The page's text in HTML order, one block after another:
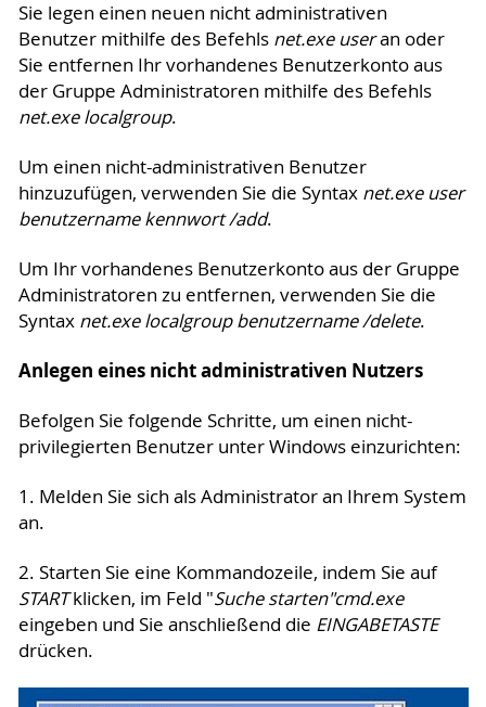
Sie legen einen neuen nicht administrativen
Benutzer mithilfe des Befehls net.exe useran oder
Sie entfernen Ihr vorhandenes Benutzerkonto aus
der Gruppe Administratoren mithilfe des Befehls
net.exe localgroup.
Um einen nicht-administrativen Benutzer
hinzuzufügen, verwenden Sie die Syntax net.exe user
benutzername kennwort /add.
Um Ihr vorhandenes Benutzerkonto aus der Gruppe
Administratoren zu entfernen, verwenden Sie die
Syntax net.exe localgroup benutzername /delete.
Anlegen eines nicht administrativen Nutzers
Befolgen Sie folgende Schritte, um einen nicht-
privilegierten Benutzer unter Windows einzurichten:
1. Melden Sie sich als Administrator an Ihrem System
an.
2. Starten Sie eine Kommandozeile, indem Sie auf
STARTklicken, im Feld "Suche starten"cmd.exe
eingeben und Sie anschließend die EINGABETASTE
drücken.